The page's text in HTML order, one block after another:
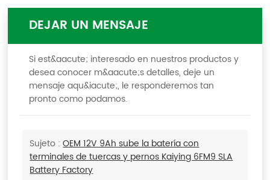
DEJAR UN MENSAJE
Si est&aacute; interesado en nuestros productos y
desea conocer m&aacute;s detalles, deje un
mensaje aqu&iacute;, le responderemos tan
pronto como podamos.
Sujeto :OEM 12V 9Ah sube la batería con
terminales de tuercas y pernos Kaiying 6FM9 SLA
Battery Factory